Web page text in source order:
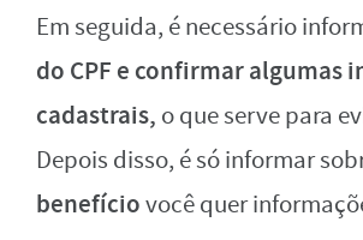
Em seguida, é necessário
do CPF e confirmar algumas
cadastrais, o que serve para
Depois disso, é só informar
benefíciovocê quer